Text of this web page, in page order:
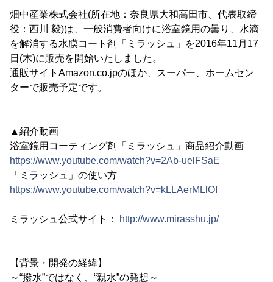
畑中産業株式会社(所在地：奈良県大和高田市、代表取締
役：西川 毅)は、一般消費者向けに浴室鏡用の曇り、水滴
を解消する水膜コート剤「ミラッシュ」を2016年11月17
日(木)に販売を開始いたしました。
通販サイトAmazon.co.jpのほか、スーパー、ホームセン
ターで販売予定です。
▲紹介動画
浴室鏡用コーティング剤「ミラッシュ」商品紹介動画
https://www.youtube.com/watch?v=2Ab-uelFSaE
「ミラッシュ」の使い方
https://www.youtube.com/watch?v=kLLAerMLlOI
ミラッシュ公式サイト： http://www.mirasshu.jp/
【背景・開発の経緯】
～“撥水”ではなく、“親水”の発想～